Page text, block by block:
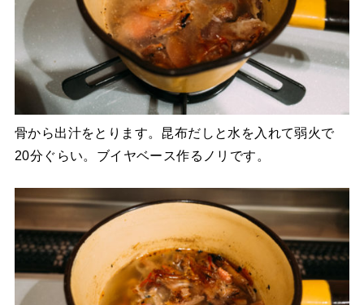
骨から出汁をとります。昆布だしと水を入れて弱火で
20分ぐらい。ブイヤベース作るノリです。